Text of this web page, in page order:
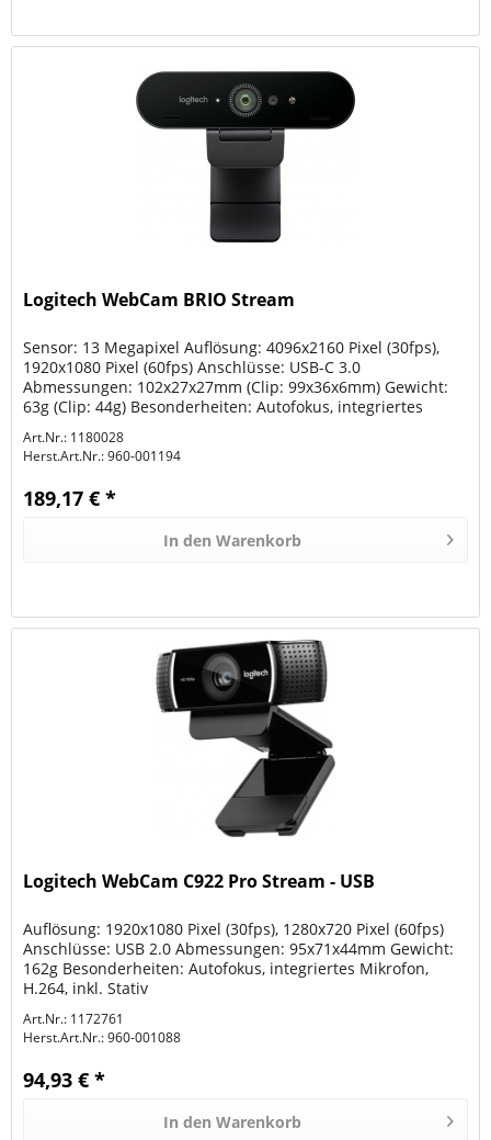
Logitech WebCam BRIO Stream
Sensor: 13 Megapixel Auflösung: 4096x2160 Pixel (30fps),
1920x1080 Pixel (60fps) Anschlüsse: USB-C 3.0
Abmessungen: 102x27x27mm (Clip: 99x36x6mm) Gewicht:
63g (Clip: 44g) Besonderheiten: Autofokus, integriertes
Art.Nr.: 1180028
Herst.Art.Nr.:960-001194
189,17 € *
In den Warenkorb
Logitech WebCam C922 Pro Stream - USB
Auflösung: 1920x1080 Pixel (30fps), 1280x720 Pixel (60fps)
Anschlüsse: USB 2.0 Abmessungen: 95x71x44mm Gewicht:
162g Besonderheiten: Autofokus, integriertes Mikrofon,
H.264, inkl. Stativ
Art.Nr.: 1172761
Herst.Art.Nr.:960-001088
94,93 € *
In den Warenkorb